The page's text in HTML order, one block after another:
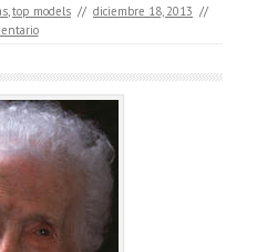
,top models // diciembre 18, 2013 //